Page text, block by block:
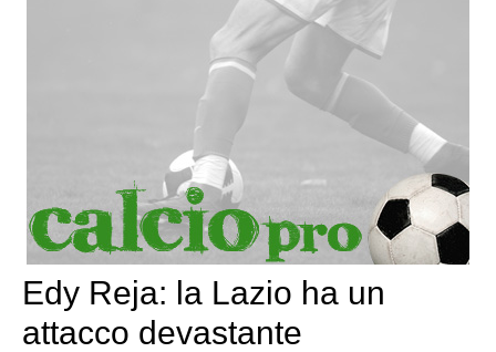
Edy Reja: la Lazio ha un
attacco devastante